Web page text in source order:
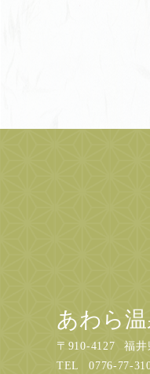
あわら
〒 910-4127
福井
TEL
0776-77-